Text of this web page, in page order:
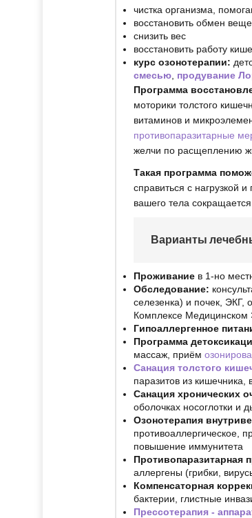
чистка организма,
восстановить обмен
снизить вес
восстановить работу
курс озонотерапии:
смесью продувание
Программа
моторики толстого
витаминов и
противопаразитарные
желчи по расщеплению
Такая программа
справиться с нагрузкой
вашего тела
Варианты
Проживание в 1-но
Обследование:
селезенка) и почек, ЭКГ,
Комплексе Медицинском
Гипоаллергенное
Программа
массаж, приём
Санация толстого
паразитов из
Санация хронических
оболочках носоглотки и
Озонотерапия
противоаллергическое,
повышение иммунитета
Противопаразитарная
аллергены (грибки,
Компенсаторная
бактерии, глистные
Прессотерапия -